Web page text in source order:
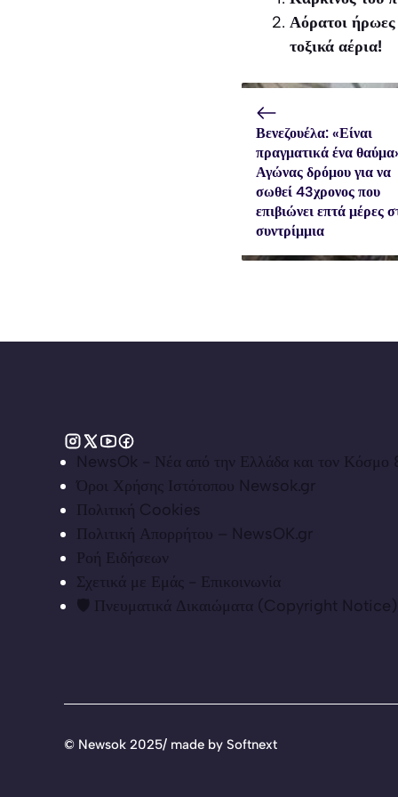
Αόρατοι
τοξικά αέρια!
Βενεζουέλα: «Είναι
πραγματικά ένα
Αγώνας δρόμου για να
σωθεί 43χρονος που
επιβιώνει επτά μέρες
συντρίμμια
NewsOk - Νέα από την Ελλάδα και τον Κόσμο
Όροι Χρήσης Ιστότοπου Newsok.gr
Πολιτική Cookies
Πολιτική Απορρήτου – NewsOK.gr
Ροή Ειδήσεων
Σχετικά με Εμάς - Επικοινωνία
🛡️ Πνευματικά Δικαιώματα (Copyright Notice)
© Newsok 2025/ made by Softnext